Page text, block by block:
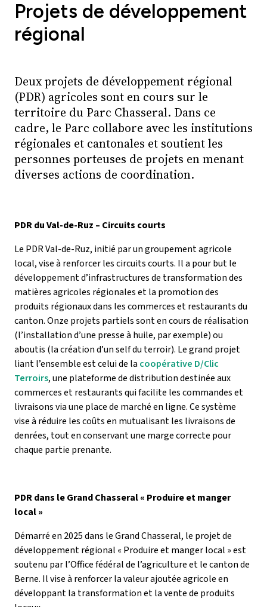
Projets de développement
régional
Deux projets de développement régional
(PDR) agricoles sont en cours sur le
territoire du Parc Chasseral. Dans ce
cadre, le Parc collabore avec les institutions
régionales et cantonales et soutient les
personnes porteuses de projets en menant
diverses actions de coordination.
PDR du Val-de-Ruz – Circuits courts
Le PDR Val-de-Ruz, initié par un groupement agricole
local, vise à renforcer les circuits courts. Il a pour but le
développement d’infrastructures de transformation des
matières agricoles régionales et la promotion des
produits régionaux dans les commerces et restaurants du
canton. Onze projets partiels sont en cours de réalisation
(l’installation d’une presse à huile, par exemple) ou
aboutis (la création d’un self du terroir). Le grand projet
liant l’ensemble est celui de la coopérative D/Clic
Terroirs, une plateforme de distribution destinée aux
commerces et restaurants qui facilite les commandes et
livraisons via une place de marché en ligne. Ce système
vise à réduire les coûts en mutualisant les livraisons de
denrées, tout en conservant une marge correcte pour
chaque partie prenante.
PDR dans le Grand Chasseral « Produire et manger
local »
Démarré en 2025 dans le Grand Chasseral, le projet de
développement régional « Produire et manger local » est
soutenu par l’Office fédéral de l’agriculture et le canton de
Berne. Il vise à renforcer la valeur ajoutée agricole en
développant la transformation et la vente de produits